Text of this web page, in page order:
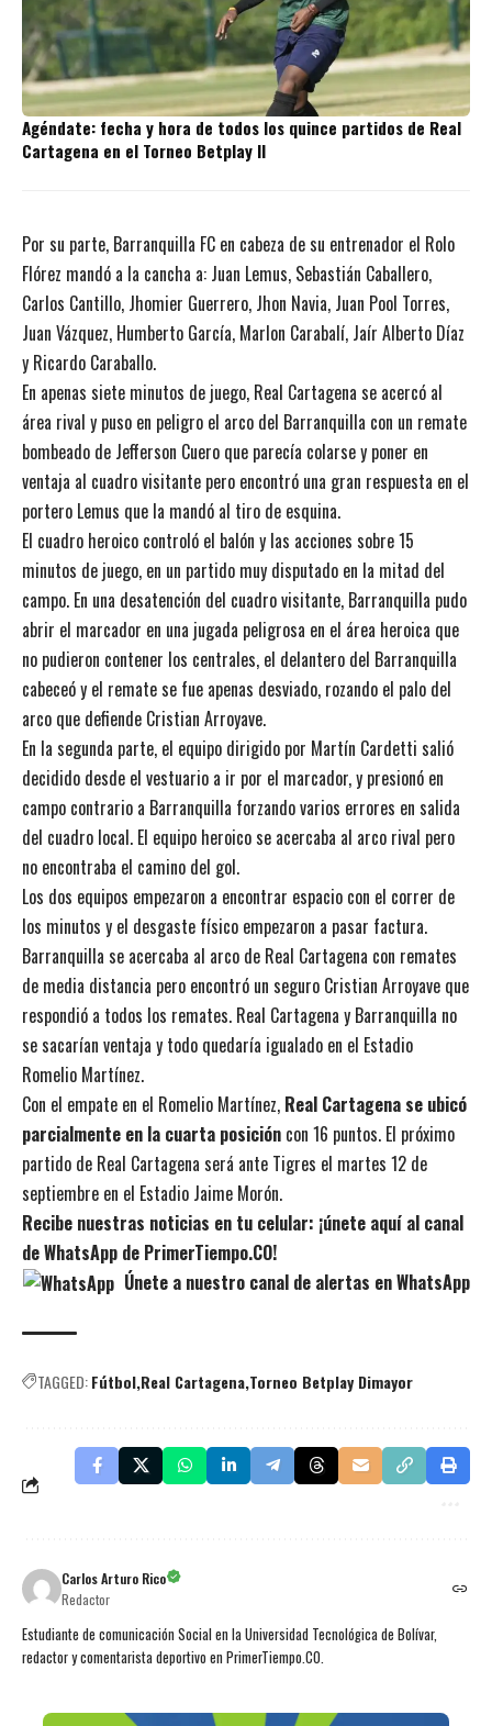
Agéndate: fecha y hora de todos los quince partidos de Real
Cartagena en el Torneo Betplay II
Por su parte, Barranquilla FC en cabeza de su entrenador el Rolo
Flórez mandó a la cancha a: Juan Lemus, Sebastián Caballero,
Carlos Cantillo, Jhomier Guerrero, Jhon Navia, Juan Pool Torres,
Juan Vázquez, Humberto García, Marlon Carabalí, Jaír Alberto Díaz
y Ricardo Caraballo.
En apenas siete minutos de juego, Real Cartagena se acercó al
área rival y puso en peligro el arco del Barranquilla con un remate
bombeado de Jefferson Cuero que parecía colarse y poner en
ventaja al cuadro visitante pero encontró una gran respuesta en el
portero Lemus que la mandó al tiro de esquina.
El cuadro heroico controló el balón y las acciones sobre 15
minutos de juego, en un partido muy disputado en la mitad del
campo. En una desatención del cuadro visitante, Barranquilla pudo
abrir el marcador en una jugada peligrosa en el área heroica que
no pudieron contener los centrales, el delantero del Barranquilla
cabeceó y el remate se fue apenas desviado, rozando el palo del
arco que defiende Cristian Arroyave.
En la segunda parte, el equipo dirigido por Martín Cardetti salió
decidido desde el vestuario a ir por el marcador, y presionó en
campo contrario a Barranquilla forzando varios errores en salida
del cuadro local. El equipo heroico se acercaba al arco rival pero
no encontraba el camino del gol.
Los dos equipos empezaron a encontrar espacio con el correr de
los minutos y el desgaste físico empezaron a pasar factura.
Barranquilla se acercaba al arco de Real Cartagena con remates
de media distancia pero encontró un seguro Cristian Arroyave que
respondió a todos los remates. Real Cartagena y Barranquilla no
se sacarían ventaja y todo quedaría igualado en el Estadio
Romelio Martínez.
Con el empate en el Romelio Martínez, Real Cartagena se ubicó
parcialmente en la cuarta posición con 16 puntos. El próximo
partido de Real Cartagena será ante Tigres el martes 12 de
septiembre en el Estadio Jaime Morón.
Recibe nuestras noticias en tu celular: ¡únete aquí al canal
de WhatsApp de PrimerTiempo.CO!
Únete a nuestro canal de alertas en WhatsApp
TAGGED:Fútbol Real Cartagena Torneo Betplay Dimayor
Carlos Arturo Rico
Redactor
Estudiante de comunicación Social en la Universidad Tecnológica de Bolívar,
redactor y comentarista deportivo en PrimerTiempo.CO.